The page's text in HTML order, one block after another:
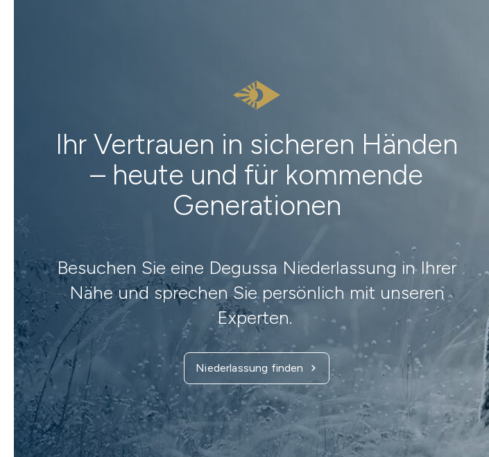
Ihr Vertrauen in sicheren Händen
– heute und für kommende
Generationen
Besuchen Sie eine Degussa Niederlassung in Ihrer
Nähe und sprechen Sie persönlich mit unseren
Experten.
Niederlassung finden